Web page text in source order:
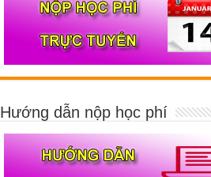
Hướng dẫn nộp học phí